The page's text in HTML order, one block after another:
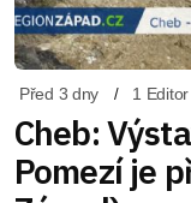
Před 3 dny 1 Editor
Cheb:
Pomezí je